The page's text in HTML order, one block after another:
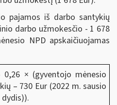
pajamos iš darbo santykių
darbo užmokesčio - 1 678
NPD apskaičiuojamas
× (gyventojo mėnesio
– 730 Eur (2022 m. sausio